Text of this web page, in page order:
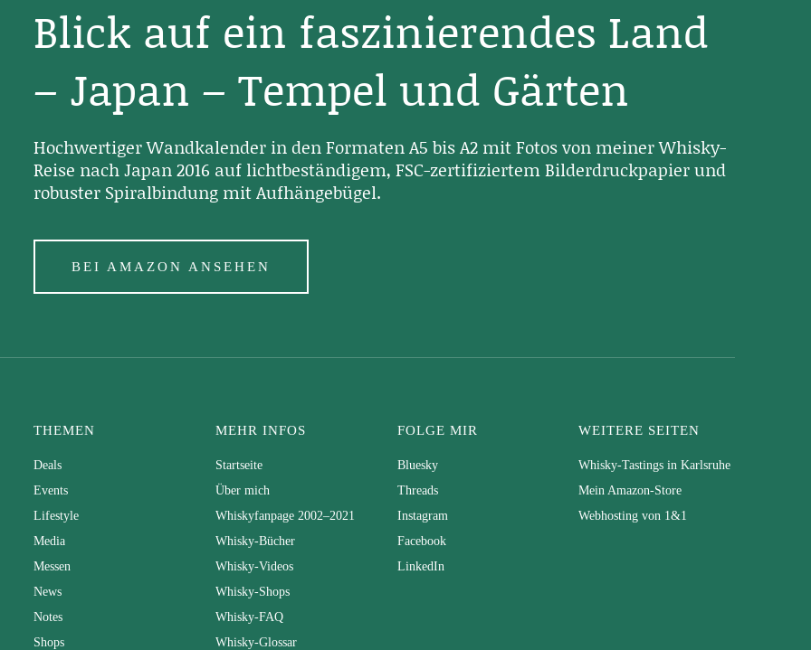
Blick auf ein faszinierendes Land
– Japan – Tempel und Gärten
Hochwertiger Wandkalender in den Formaten A5 bis A2 mit Fotos von meiner Whisky-
Reise nach Japan 2016 auf lichtbeständigem, FSC-zertifiziertem Bilderdruckpapier und
robuster Spiralbindung mit Aufhängebügel.
BEI AMAZON ANSEHEN
THEMEN
Deals
Events
Lifestyle
Media
Messen
News
Notes
Shops
MEHR INFOS
Startseite
Über mich
Whiskyfanpage 2002–2021
Whisky-Bücher
Whisky-Videos
Whisky-Shops
Whisky-FAQ
Whisky-Glossar
FOLGE MIR
Bluesky
Threads
Instagram
Facebook
LinkedIn
WEITERE SEITEN
Whisky-Tastings in Karlsruhe
Mein Amazon-Store
Webhosting von 1&1